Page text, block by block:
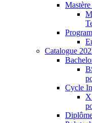
Catalogue
Cycle